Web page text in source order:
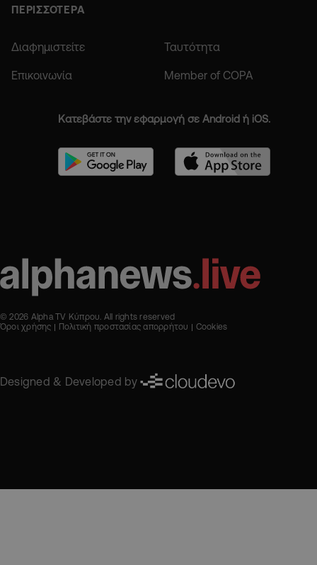
ΠΕΡΙΣΣΟΤΕΡΑ
Διαφημιστείτε Ταυτότητα
Επικοινωνία Member of COPA
Κατεβάστε την εφαρμογή σε Android ή iOS.
© 2026 Alpha TV Κύπρου. All rights reserved
Όροι χρήσης
Πολιτική προστασίας απορρήτου Cookies
Designed & Developed by